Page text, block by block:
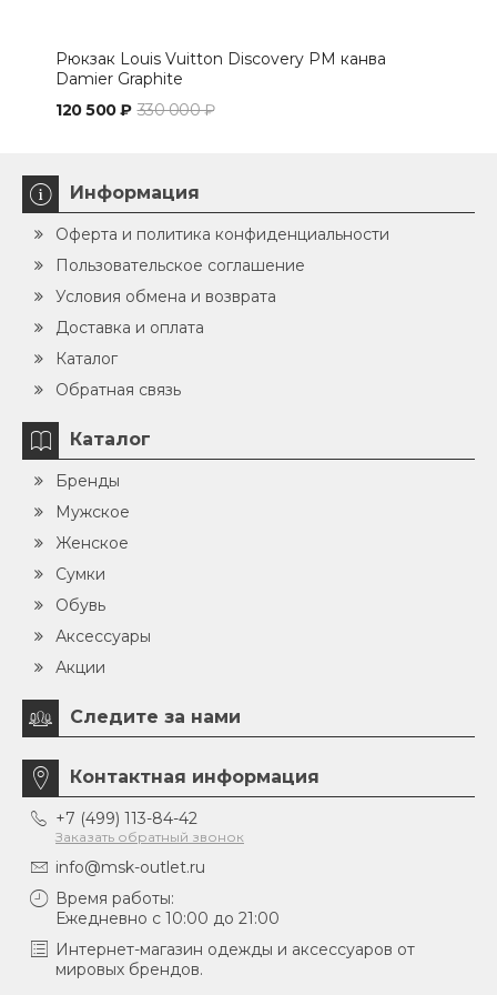
Рюкзак Louis Vuitton Discovery PM канва
Damier Graphite
120 500 ₽ 330 000 ₽
Информация
Оферта и политика конфиденциальности
Пользовательское соглашение
Условия обмена и возврата
Доставка и оплата
Каталог
Обратная связь
Каталог
Бренды
Мужское
Женское
Сумки
Обувь
Аксессуары
Акции
Следите за нами
Контактная информация
+7 (499) 113-84-42
Заказать обратный звонок
info@msk-outlet.ru
Время работы:
Ежедневно с 10:00 до 21:00
Интернет-магазин одежды и аксессуаров от
мировых брендов.